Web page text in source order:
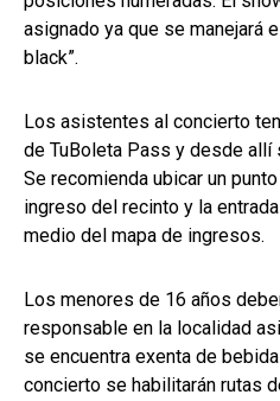
asignado ya que se manejará
black”.
Los asistentes al concierto
de TuBoleta Pass y desde allí
Se recomienda ubicar un
ingreso del recinto y la
medio del mapa de ingresos.
Los menores de 16 años
responsable en la localidad
se encuentra exenta de
concierto se habilitarán rutas